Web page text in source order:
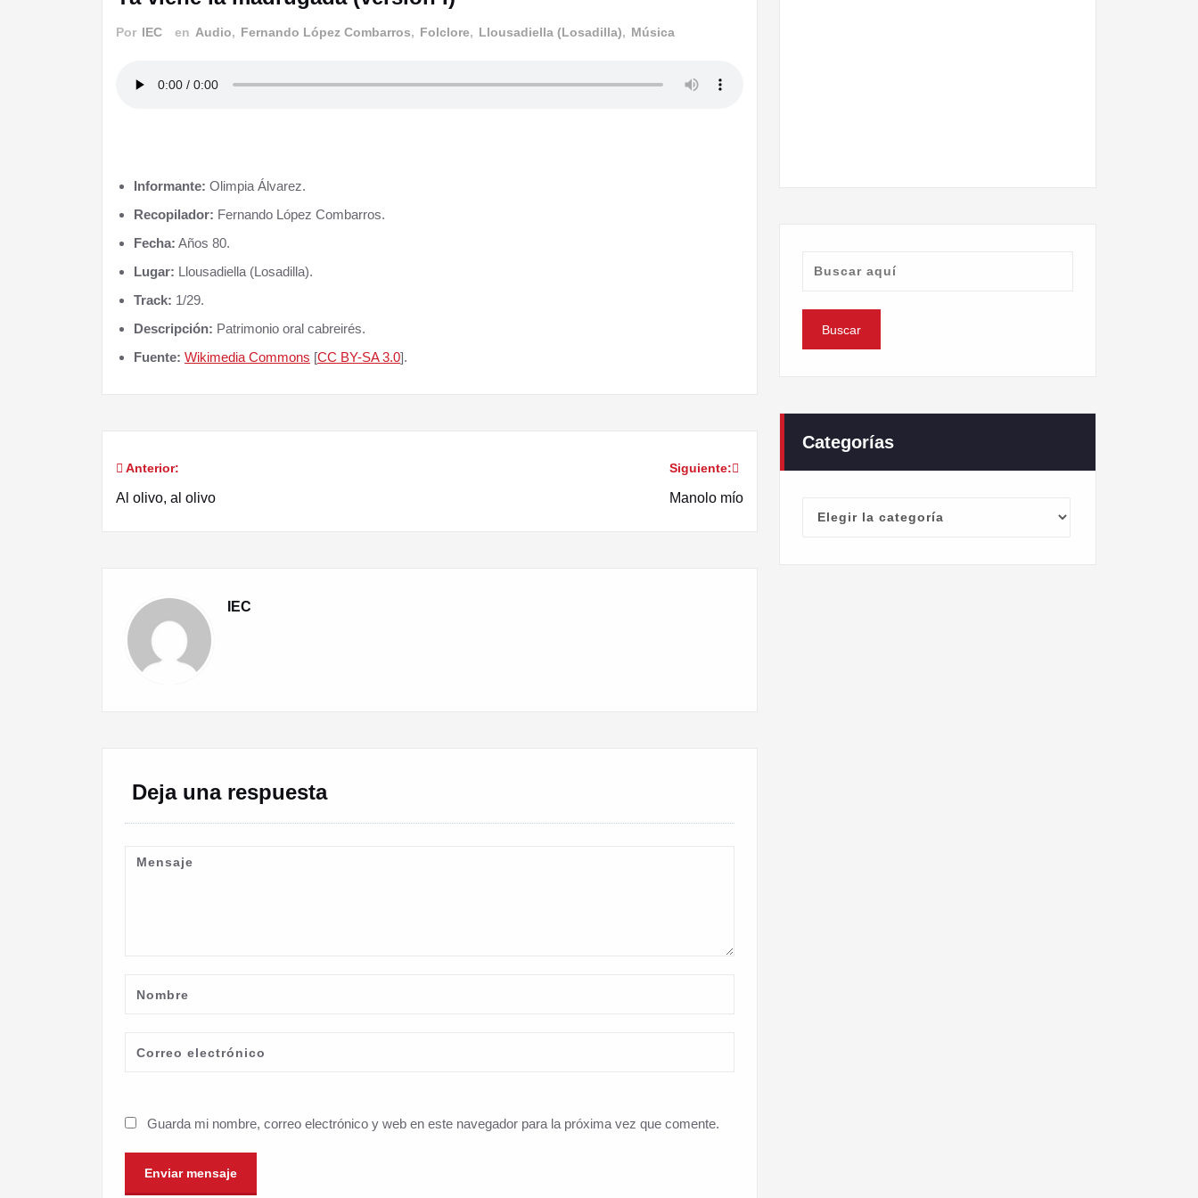
Por IEC en Audio, Fernando López Combarros, Folclore, Llousadiella (Losadilla), Música
Informante: Olimpia Álvarez.
Recopilador: Fernando López Combarros.
Fecha: Años 80.
Lugar: Llousadiella (Losadilla).
Track: 1/29.
Descripción: Patrimonio oral cabreirés.
Fuente: Wikimedia Commons [CC BY-SA 3.0].
Navegación
Anterior:
Al olivo, al olivo
Siguiente:
Manolo mío
IEC
Deja una respuesta
Guarda mi nombre, correo electrónico y web en este navegador para la próxima vez que comente.
Categorías